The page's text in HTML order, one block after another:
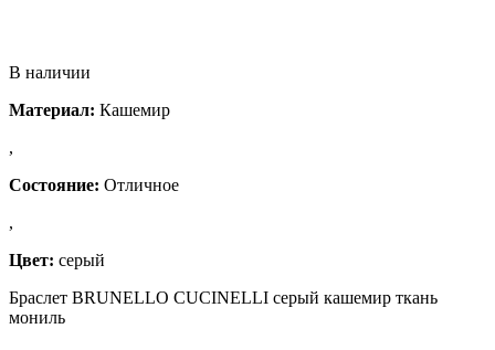
В наличии
Материал: Кашемир
,
Состояние: Отличное
,
Цвет: серый
Браслет BRUNELLO CUCINELLI серый кашемир ткань
мониль